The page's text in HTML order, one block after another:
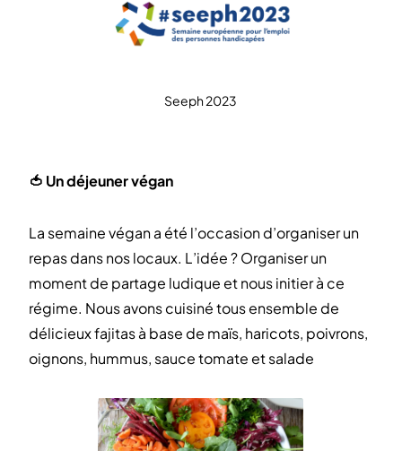
Seeph 2023
🍅 Un déjeuner végan
La semaine végan a été l’occasion d’organiser un
repas dans nos locaux. L’idée ? Organiser un
moment de partage ludique et nous initier à ce
régime. Nous avons cuisiné tous ensemble de
délicieux fajitas à base de maïs, haricots, poivrons,
oignons, hummus, sauce tomate et salade